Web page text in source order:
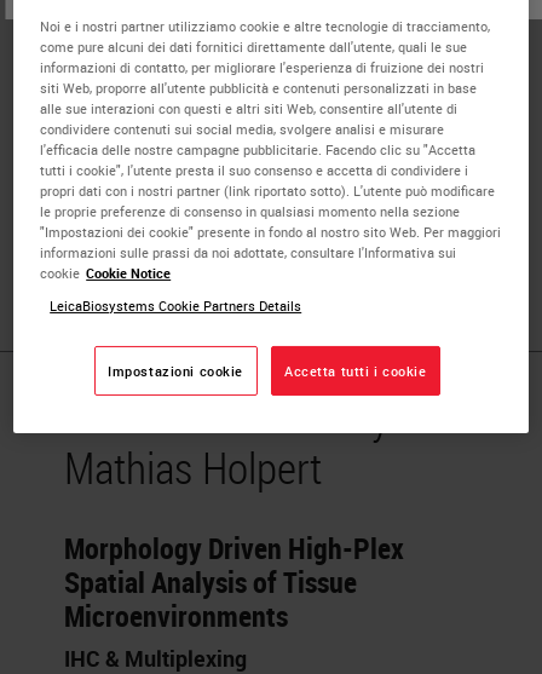
NanoString
Dr. Mathias Holpert is working as a Sr. Product
Application Scientist (EMEA) at NanoString. In this role,
he is responsible for training users on the GeoMx Digital
Spatial Profiler platform and for consultation and support
of customer projects. He received a Diploma in Biology
from the university of Würzburg, Germany and a Doctors
degree (Dr. rer. nat.) from the university of Göttingen,
Germany.
Mathias Holpert
Morphology Driven High-Plex
Spatial Analysis of Tissue
Microenvironments
IHC & Multiplexing
Noi e i nostri partner utilizziamo cookie e altre tecnologie di tracciamento,
come pure alcuni dei dati fornitici direttamente dall'utente, quali le sue
informazioni di contatto, per migliorare l'esperienza di fruizione dei nostri
siti Web, proporre all'utente pubblicità e contenuti personalizzati in base
alle sue interazioni con questi e altri siti Web, consentire all'utente di
condividere contenuti sui social media, svolgere analisi e misurare
l'efficacia delle nostre campagne pubblicitarie. Facendo clic su "Accetta
tutti i cookie", l'utente presta il suo consenso e accetta di condividere i
propri dati con i nostri partner (link riportato sotto). L'utente può modificare
le proprie preferenze di consenso in qualsiasi momento nella sezione
"Impostazioni dei cookie" presente in fondo al nostro sito Web. Per maggiori
informazioni sulle prassi da noi adottate, consultare l'Informativa sui
cookie Cookie Notice
LeicaBiosystems Cookie Partners Details
Impostazioni cookie Accetta tutti i cookie